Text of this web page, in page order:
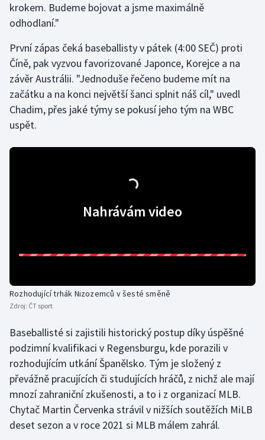
Plážový volejbal
Ragby
Rychlobruslení
Rychlostní kanoistika
Short track
Volejbal
krokem. Budeme bojovat a jsme maximálně
odhodlaní."
První zápas čeká baseballisty v pátek (4:00 SEČ) proti
Číně, pak vyzvou favorizované Japonce, Korejce a na
závěr Austrálii. "Jednoduše řečeno budeme mít na
začátku a na konci největší šanci splnit náš cíl," uvedl
Chadim, přes jaké týmy se pokusí jeho tým na WBC
uspět.
Nahrávám video
Rozhodující trhák Nizozemců v šesté směně
Zdroj: ČT sport
Baseballisté si zajistili historický postup díky úspěšné
podzimní kvalifikaci v Regensburgu, kde porazili v
rozhodujícím utkání Španělsko. Tým je složený z
převážně pracujících či studujících hráčů, z nichž ale mají
mnozí zahraniční zkušenosti, a to i z organizací MLB.
Chytač Martin Červenka strávil v nižších soutěžích MiLB
deset sezon a v roce 2021 si MLB málem zahrál.